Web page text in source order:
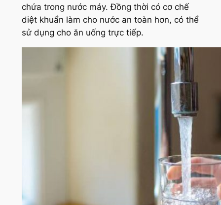
chứa trong nước máy. Đồng thời có cơ chế
diệt khuẩn làm cho nước an toàn hơn, có thể
sử dụng cho ăn uống trực tiếp.